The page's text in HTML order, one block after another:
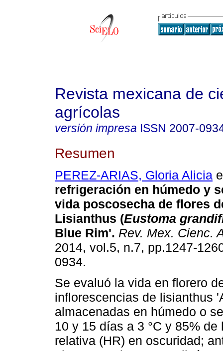
Revista mexicana de
agrícolas
versión impresa ISSN 2007-
Resumen
PEREZ-ARIAS, Gloria Alicia
refrigeración en húmedo y
vida poscosecha de flores
Lisianthus (Eustoma
Blue Rim'. Rev. Mex. Cienc.
2014, vol.5, n.7, pp.1247-
0934.
Se evaluó la vida en florero
inflorescencias de lisianthus
almacenadas en húmedo o
10 y 15 días a 3 °C y 85% de
relativa (HR) en oscuridad;